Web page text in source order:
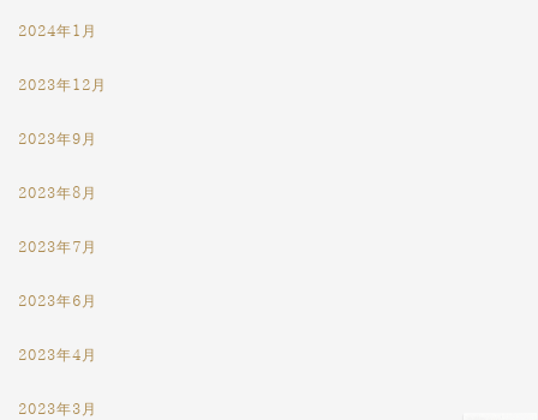
2024年1月
2023年12月
2023年9月
2023年8月
2023年7月
2023年6月
2023年4月
2023年3月